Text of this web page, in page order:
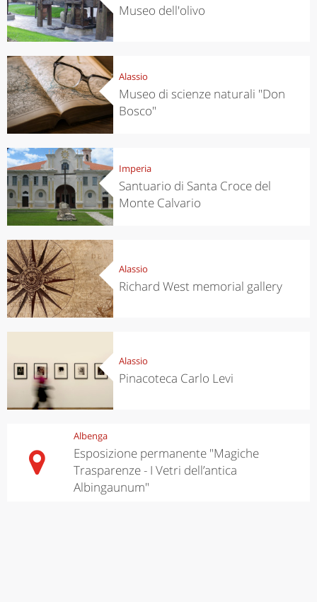
Museo dell'olivo
Alassio
Museo di scienze naturali "Don
Bosco"
Imperia
Santuario di Santa Croce del
Monte Calvario
Alassio
Richard West memorial gallery
Alassio
Pinacoteca Carlo Levi
Albenga
Esposizione permanente "Magiche
Trasparenze - I Vetri dell’antica
Albingaunum"